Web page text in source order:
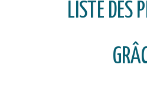
LISTE DES